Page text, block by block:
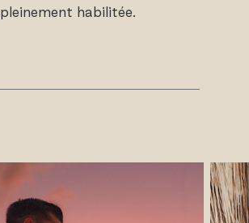
pleinement habilitée.